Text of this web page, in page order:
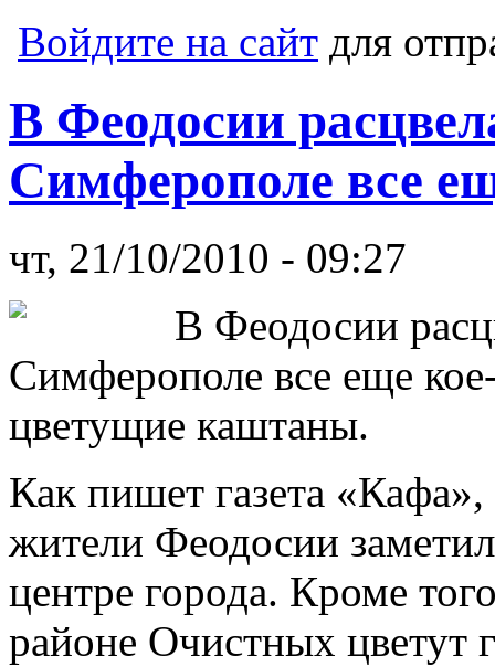
Войдите на сайт для
В Феодосии
Симферополе все
чт, 21/10/2010 - 09:27
В Феодосии
Симферополе все еще
цветущие каштаны.
Как пишет газета
жители Феодосии
центре города. Кроме
районе Очистных цветут